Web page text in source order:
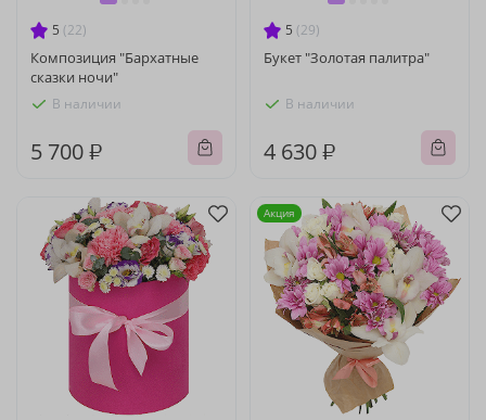
5 (22)
Композиция "Бархатные
сказки ночи"
В наличии
5 700 ₽
5 (29)
Букет "Золотая палитра"
В наличии
4 630 ₽
Акция